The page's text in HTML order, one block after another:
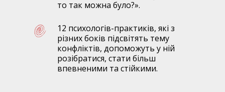
то так можна було?».
12 психологів-практиків, які з
різних боків підсвітять тему
конфліктів, допоможуть у ній
розібратися, стати більш
впевненими та стійкими.